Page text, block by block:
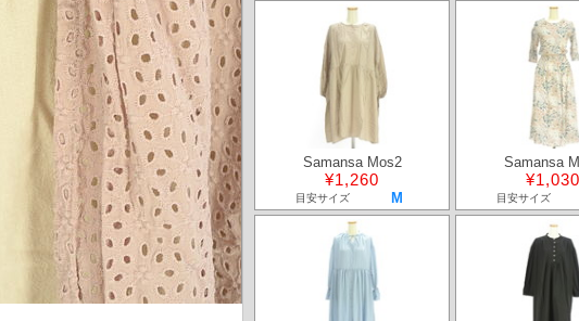
Samansa Mos2
¥1,260
目安サイズ M
Samansa
¥1,030
目安サイズ